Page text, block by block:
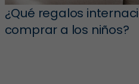
¿Qué regalos
comprar a los niños?